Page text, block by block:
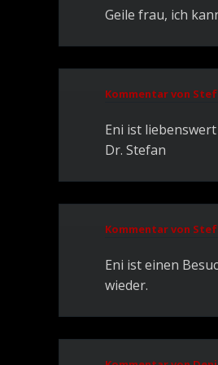
Geile frau, ich
Kommentar von
Eni ist
Dr. Stefan
Kommentar von
Eni ist einen
wieder.